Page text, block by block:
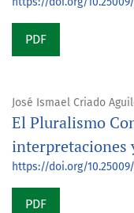
PDF
José Ismael Criado
El Pluralismo
interpretaciones
https://doi.org/10.25009/
PDF